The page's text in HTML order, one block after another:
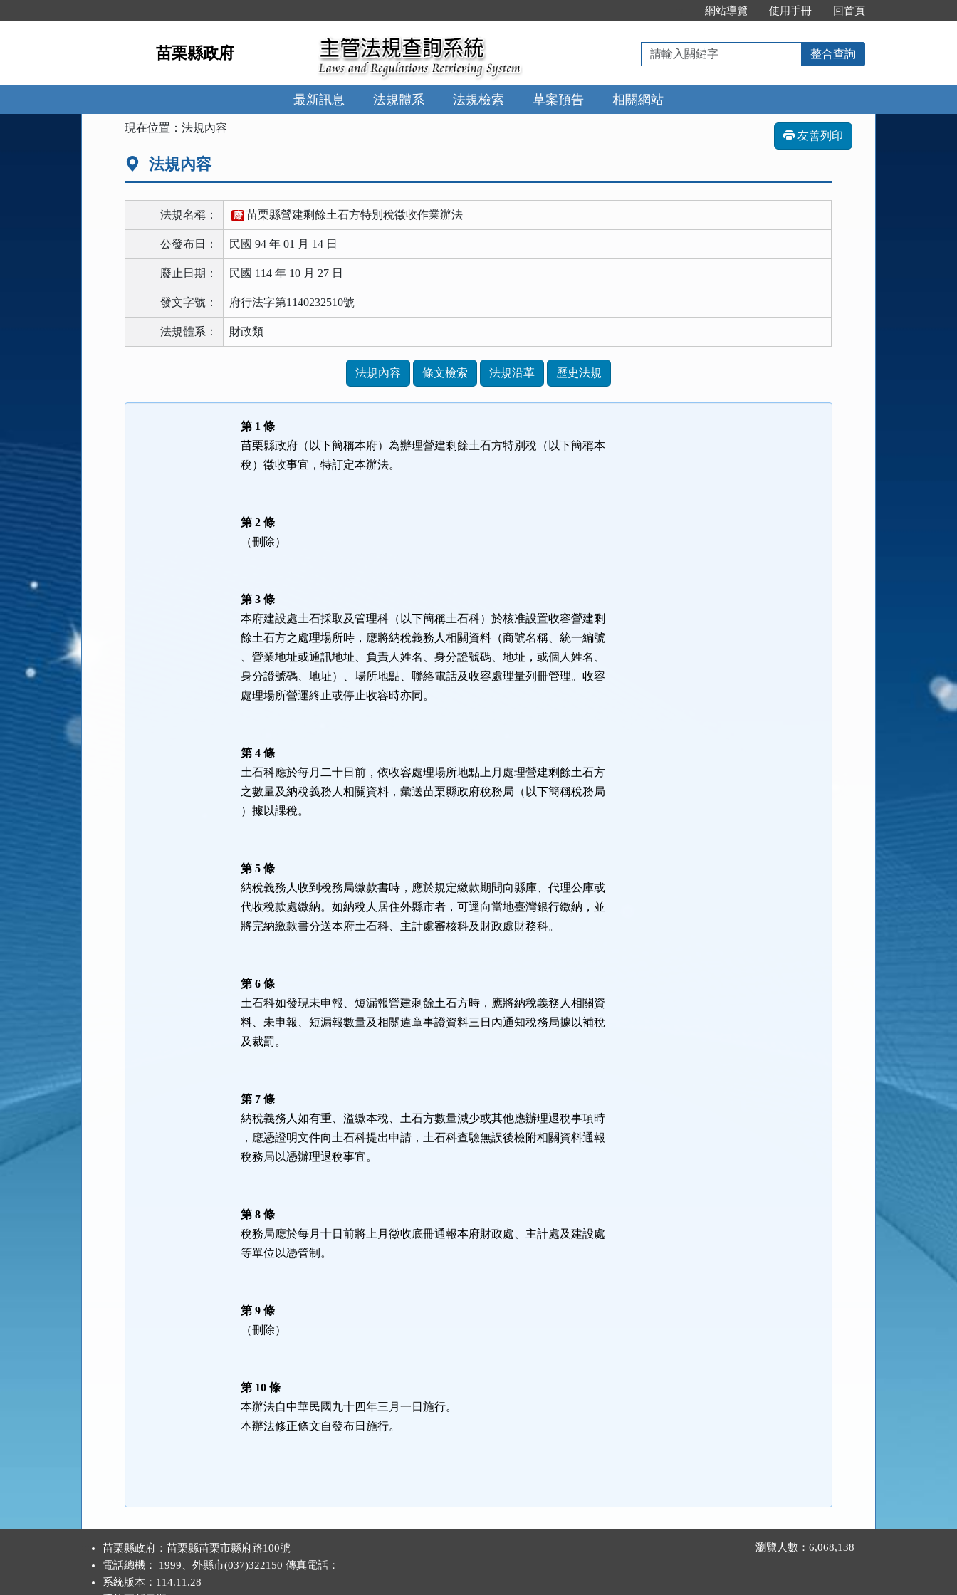
到
網站導覽 使用手冊 回首頁
苗栗縣政府
請
輸
入
關
鍵
整合查詢
最新訊息 法規體系 法規檢索 草案預告 相關網站
現在位置：法規內容
友善列印
法規內容
法規名稱： 廢 苗栗縣營建剩餘土石方特別稅徵收作業辦法
公發布日： 民國 94 年 01 月 14 日
廢止日期： 民國 114 年 10 月 27 日
發文字號： 府行法字第1140232510號
法規體系： 財政類
功
法規內容 條文檢索 法規沿革 歷史法規
第 1 條
苗栗縣政府（以下簡稱本府）為辦理營建剩餘土石方特別稅（以下簡稱本
稅）徵收事宜，特訂定本辦法。
第 2 條
（刪除）
第 3 條
本府建設處土石採取及管理科（以下簡稱土石科）於核准設置收容營建剩
餘土石方之處理場所時，應將納稅義務人相關資料（商號名稱、統一編號
、營業地址或通訊地址、負責人姓名、身分證號碼、地址，或個人姓名、
身分證號碼、地址）、場所地點、聯絡電話及收容處理量列冊管理。收容
處理場所營運終止或停止收容時亦同。
第 4 條
土石科應於每月二十日前，依收容處理場所地點上月處理營建剩餘土石方
之數量及納稅義務人相關資料，彙送苗栗縣政府稅務局（以下簡稱稅務局
）據以課稅。
第 5 條
納稅義務人收到稅務局繳款書時，應於規定繳款期間向縣庫、代理公庫或
代收稅款處繳納。如納稅人居住外縣市者，可逕向當地臺灣銀行繳納，並
將完納繳款書分送本府土石科、主計處審核科及財政處財務科。
第 6 條
土石科如發現未申報、短漏報營建剩餘土石方時，應將納稅義務人相關資
料、未申報、短漏報數量及相關違章事證資料三日內通知稅務局據以補稅
及裁罰。
第 7 條
納稅義務人如有重、溢繳本稅、土石方數量減少或其他應辦理退稅事項時
，應憑證明文件向土石科提出申請，土石科查驗無誤後檢附相關資料通報
稅務局以憑辦理退稅事宜。
第 8 條
稅務局應於每月十日前將上月徵收底冊通報本府財政處、主計處及建設處
等單位以憑管制。
第 9 條
（刪除）
第 10 條
本辦法自中華民國九十四年三月一日施行。
本辦法修正條文自發布日施行。
苗栗縣政府：苗栗縣苗栗市縣府路100號
電話總機： 1999、外縣市(037)322150 傳真電話：
系統版本： 114.11.28
瀏覽人數：6,068,138